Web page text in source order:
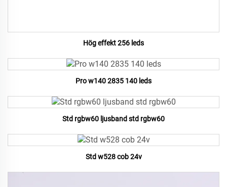
Hög effekt 256 leds
Pro w140 2835 140 leds
Std rgbw60 ljusband std rgbw60
Std w528 cob 24v